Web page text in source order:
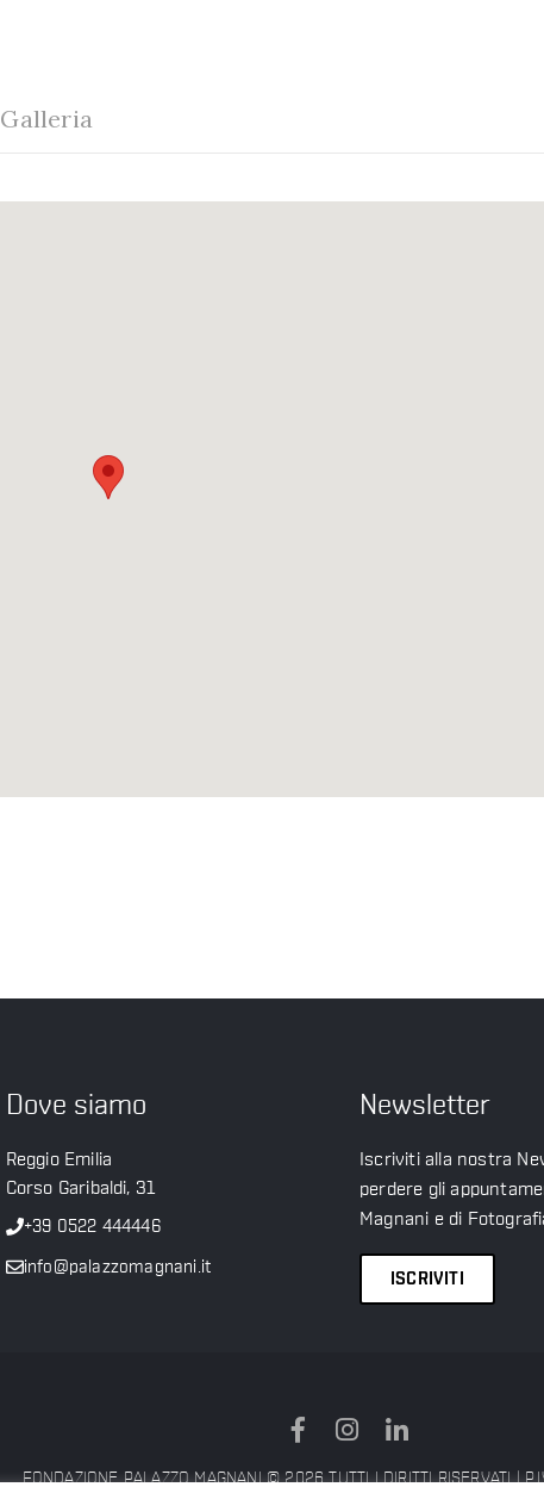
Galleria
Dove siamo
Reggio Emilia
Corso Garibaldi, 31
+39 0522 444446
info@palazzomagnani.it
Newsletter
Iscriviti alla nostra
perdere gli
Magnani e di
ISCRIVITI
FONDAZIONE PALAZZO MAGNANI © 2026 TUTTI I DIRITTI RISERVATI |